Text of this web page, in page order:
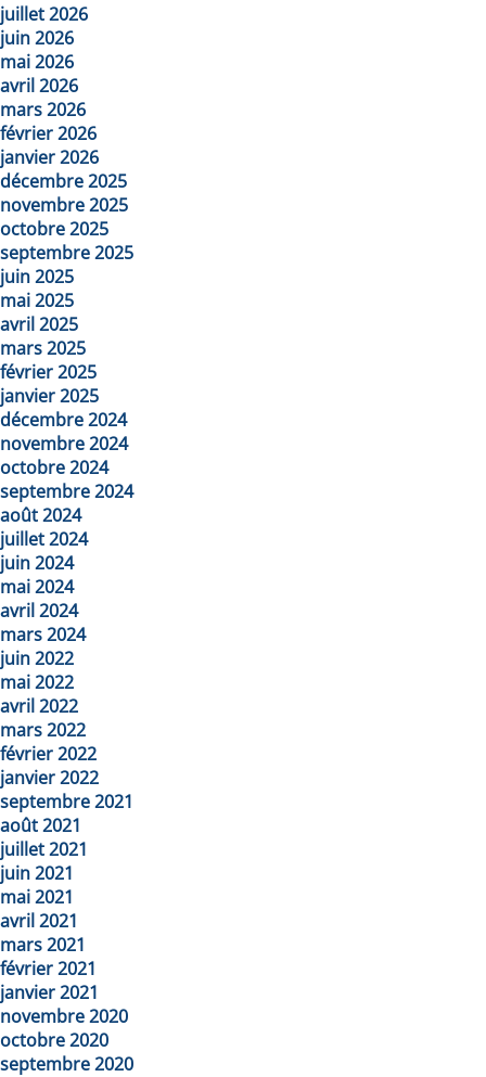
juillet 2026
juin 2026
mai 2026
avril 2026
mars 2026
février 2026
janvier 2026
décembre 2025
novembre 2025
octobre 2025
septembre 2025
juin 2025
mai 2025
avril 2025
mars 2025
février 2025
janvier 2025
décembre 2024
novembre 2024
octobre 2024
septembre 2024
août 2024
juillet 2024
juin 2024
mai 2024
avril 2024
mars 2024
juin 2022
mai 2022
avril 2022
mars 2022
février 2022
janvier 2022
septembre 2021
août 2021
juillet 2021
juin 2021
mai 2021
avril 2021
mars 2021
février 2021
janvier 2021
novembre 2020
octobre 2020
septembre 2020